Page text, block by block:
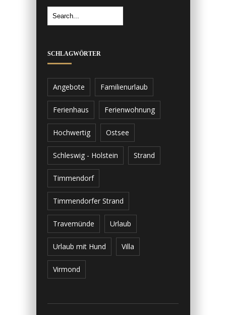
SCHLAGWÖRTER
Angebote Familienurlaub
Ferienhaus Ferienwohnung
Hochwertig Ostsee
Schleswig - Holstein Strand
Timmendorf
Timmendorfer Strand
Travemünde Urlaub
Urlaub mit Hund Villa
Virmond